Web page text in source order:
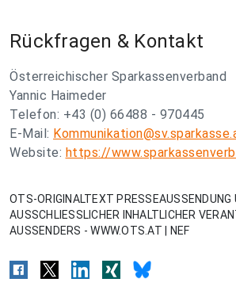
Rückfragen & Kontakt
Österreichischer Sparkassenverband
Yannic Haimeder
Telefon: +43 (0) 66488 - 970445
E-Mail:
Website: https://
OTS-ORIGINALTEXT PRESSEAUSSENDUNG
AUSSCHLIESSLICHER INHALTLICHER
AUSSENDERS - WWW.OTS.AT | NEF